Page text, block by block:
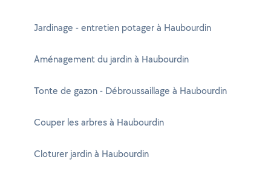
Jardinage - entretien potager à Haubourdin
Aménagement du jardin à Haubourdin
Tonte de gazon - Débroussaillage à Haubourdin
Couper les arbres à Haubourdin
Cloturer jardin à Haubourdin